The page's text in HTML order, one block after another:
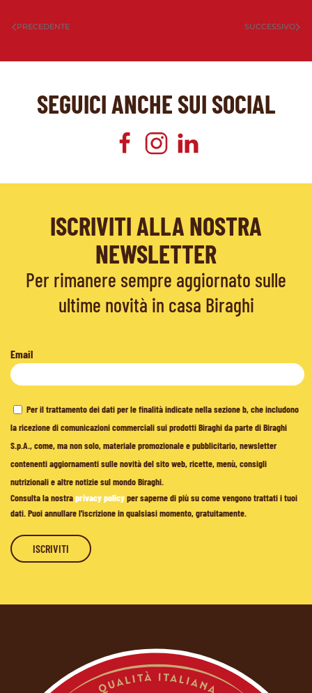
PRECEDENTE SUCCESSIVO
SEGUICI ANCHE SUI SOCIAL
ISCRIVITI ALLA NOSTRA
NEWSLETTER
Per rimanere sempre aggiornato sulle
ultime novità in casa Biraghi
Email
Per il trattamento dei dati per le finalità indicate nella sezione b, che includono
la ricezione di comunicazioni commerciali sui prodotti Biraghi da parte di Biraghi
S.p.A., come, ma non solo, materiale promozionale e pubblicitario, newsletter
contenenti aggiornamenti sulle novità del sito web, ricette, menù, consigli
nutrizionali e altre notizie sul mondo Biraghi.
Consulta la nostraprivacy policyper saperne di più su come vengono trattati i tuoi
dati. Puoi annullare l'iscrizione in qualsiasi momento, gratuitamente.